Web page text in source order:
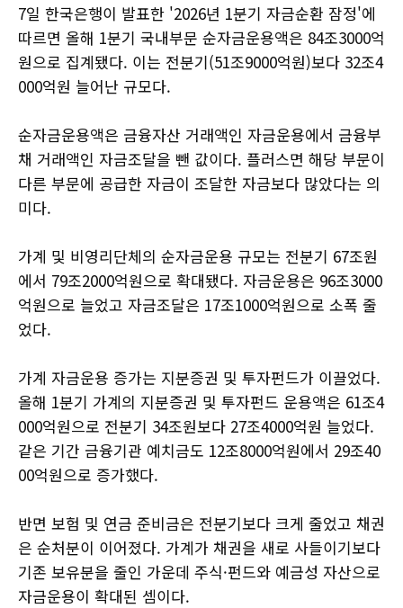
7일 한국은행이 발표한 '2026년 1분기 자금순환 잠정'에
따르면 올해 1분기 국내부문 순자금운용액은 84조3000억
원으로 집계됐다. 이는 전분기(51조9000억원)보다 32조4
000억원 늘어난 규모다.
순자금운용액은 금융자산 거래액인 자금운용에서 금융부
채 거래액인 자금조달을 뺀 값이다. 플러스면 해당 부문이
다른 부문에 공급한 자금이 조달한 자금보다 많았다는 의
미다.
가계 및 비영리단체의 순자금운용 규모는 전분기 67조원
에서 79조2000억원으로 확대됐다. 자금운용은 96조3000
억원으로 늘었고 자금조달은 17조1000억원으로 소폭 줄
었다.
가계 자금운용 증가는 지분증권 및 투자펀드가 이끌었다.
올해 1분기 가계의 지분증권 및 투자펀드 운용액은 61조4
000억원으로 전분기 34조원보다 27조4000억원 늘었다.
같은 기간 금융기관 예치금도 12조8000억원에서 29조40
00억원으로 증가했다.
반면 보험 및 연금 준비금은 전분기보다 크게 줄었고 채권
은 순처분이 이어졌다. 가계가 채권을 새로 사들이기보다
기존 보유분을 줄인 가운데 주식·펀드와 예금성 자산으로
자금운용이 확대된 셈이다.